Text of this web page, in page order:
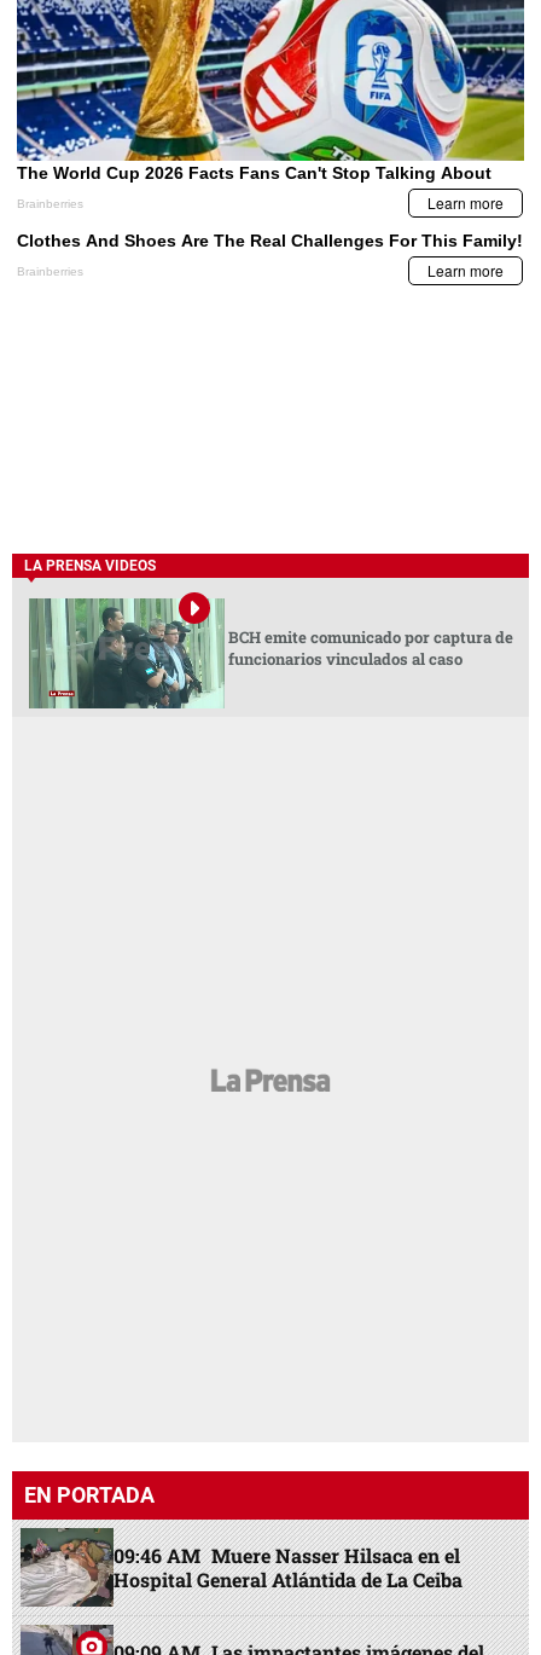
LA PRENSA VIDEOS
BCH emite comunicado por captura de
funcionarios vinculados al caso
EN PORTADA
09:46 AM Muere Nasser Hilsaca en el
Hospital General Atlántida de La Ceiba